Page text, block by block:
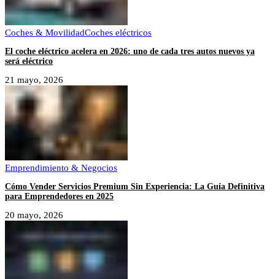
Coches & MovilidadCoches eléctricos
El coche eléctrico acelera en 2026: uno de cada tres autos nuevos ya
será eléctrico
21 mayo, 2026
Emprendimiento & Negocios
Cómo Vender Servicios Premium Sin Experiencia: La Guía Definitiva
para Emprendedores en 2025
20 mayo, 2026